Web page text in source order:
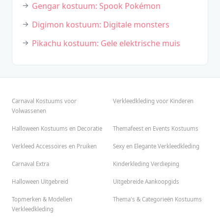
Gengar kostuum: Spook Pokémon
Digimon kostuum: Digitale monsters
Pikachu kostuum: Gele elektrische muis
Carnaval Kostuums voor
Volwassenen
Verkleedkleding voor Kinderen
Halloween Kostuums en Decoratie Themafeest en Events Kostuums
Verkleed Accessoires en Pruiken Sexy en Elegante Verkleedkleding
Carnaval Extra Kinderkleding Verdieping
Halloween Uitgebreid Uitgebreide Aankoopgids
Topmerken & Modellen
Verkleedkleding
Thema's & Categorieën Kostuums